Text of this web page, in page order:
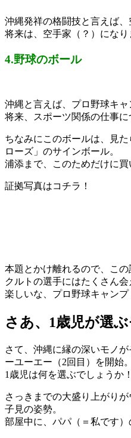
沖縄発祥の格闘技と言えば、
将来は、空手家（？）になり
4.野球のボール
沖縄と言えば、プロ野球キャ
将来、スポーツ関係の仕事に
ちなみにこのボールは、見
ローズ」のサインボール。
浦添まで、このためだけに買
証拠写真はコチラ！
本題とかけ離れるので、こ
クルトの選手にはたくさん会
楽しいな、プロ野球キャンプ
さあ、1歳児が選
さて、沖縄に縁の深いモノ
ーユーエー（2回目）を開始。
1歳児は何を選ぶでしょうか
さっきまでの大盛り上がり
子見の姿勢。
部屋中に、パパ（＝私です）